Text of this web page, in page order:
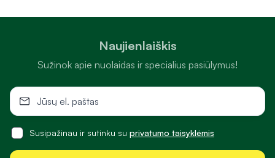
Naujienlaiškis
Sužinok apie nuolaidas ir specialius pasiūlymus!
Susipažinau ir sutinku su privatumo taisyklėmis